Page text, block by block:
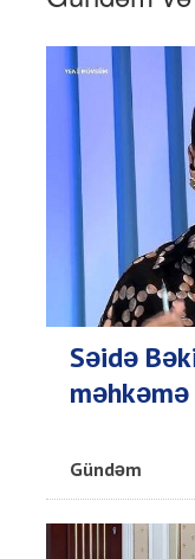
Səidə
Gündəm